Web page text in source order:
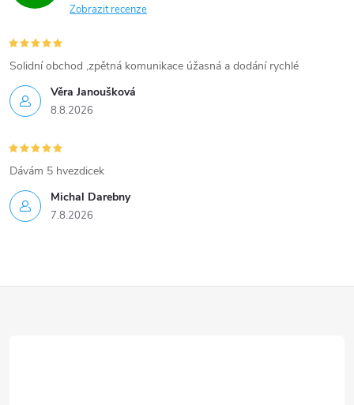
Zobrazit recenze
Věra Janoušková
8.8.2026
Solidní obchod ,zpětná komunikace úžasná a dodání rychlé
Michal Darebny
7.8.2026
Dávám 5 hvezdicek